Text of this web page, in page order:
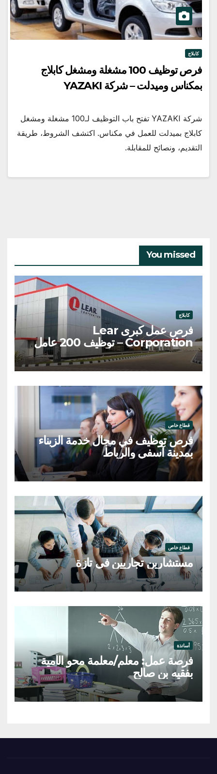
كابلاج
فرص توظيف 100 مشغلة ومشغل كابلاج
بمكناس وميدلت – شركة YAZAKI
شركة YAZAKI تفتح باب التوظيف لـ100 مشغلة ومشغل
كابلاج بميدلت للعمل في مكناس. اكتشف الشروط، طريقة
التقديم، ونصائح للمقابلة.
You missed
كابلاج
فرص عمل كبرى Lear
Corporation – توظيف 200 عامل
وعاملة
قطاع خاص
فرص توظيف في مجال خدمة الزبناء
بمدينة آسفي والرباط
قطاع خاص
مستشارين تجاريين في تازة
أساتذة
فرصة عمل: معلم/معلمة محو الأمية
بفقيه بن صالح